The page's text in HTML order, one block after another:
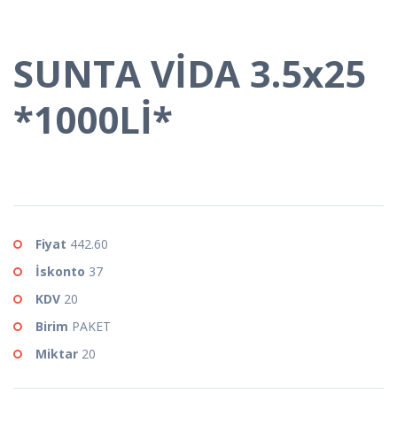
SUNTA VİDA 3.5x25
*1000Lİ*
Fiyat 442.60
İskonto 37
KDV 20
Birim PAKET
Miktar 20